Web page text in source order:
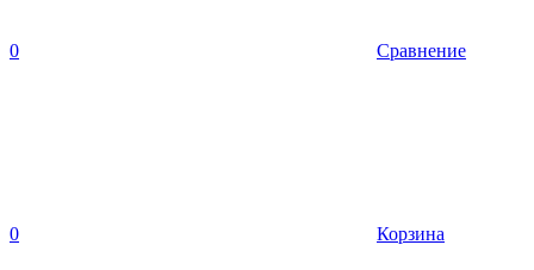
0 Сравнение
0 Корзина